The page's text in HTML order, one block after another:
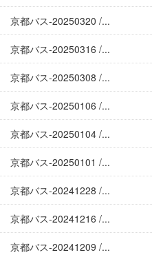
京都バス-20250320 /...
京都バス-20250316 /...
京都バス-20250308 /...
京都バス-20250106 /...
京都バス-20250104 /...
京都バス-20250101 /...
京都バス-20241228 /...
京都バス-20241216 /...
京都バス-20241209 /...